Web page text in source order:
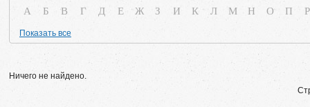
А
Б В Г Д Е Ж З И К Л М Н О П Р
Показать все
Ничего не найдено.